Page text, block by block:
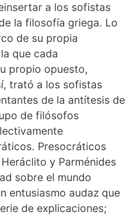
a los sofistas
la filosofía griega. Lo
de su propia
que cada
propio opuesto,
trató a los sofistas
de la antítesis de
de filósofos
Presocráticos
y Parménides
sobre el mundo
entusiasmo audaz que
de explicaciones;